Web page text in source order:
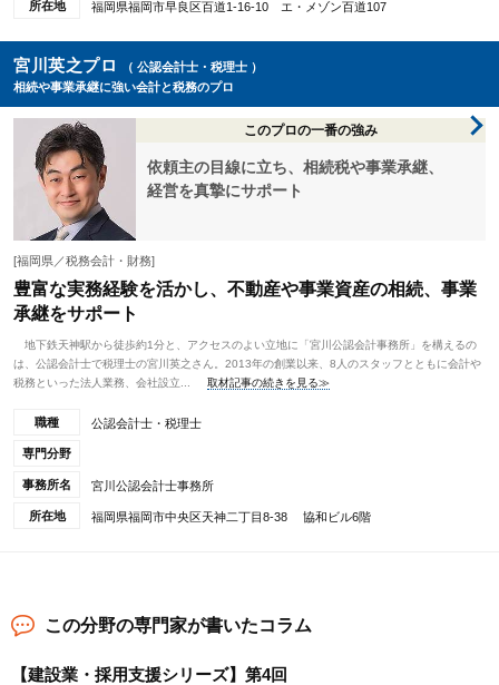
所在地 福岡県福岡市早良区百道1-16-10 エ・メゾン百道107
宮川英之プロ
（ 公認会計士・税理士 ）
相続や事業承継に強い会計と税務のプロ
このプロの一番の強み
依頼主の目線に立ち、相続税や事業承継、
経営を真摯にサポート
[福岡県／税務会計・財務]
豊富な実務経験を活かし、不動産や事業資産の相続、事業
承継をサポート
地下鉄天神駅から徒歩約1分と、アクセスのよい立地に「宮川公認会計事務所」を構えるの
は、公認会計士で税理士の宮川英之さん。2013年の創業以来、8人のスタッフとともに会計や
税務といった法人業務、会社設立...
取材記事の続きを見る≫
職種 公認会計士・税理士
専門分野
事務所名 宮川公認会計士事務所
所在地 福岡県福岡市中央区天神二丁目8-38 協和ビル6階
この分野の専門家が書いたコラム
【建設業・採用支援シリーズ】第4回